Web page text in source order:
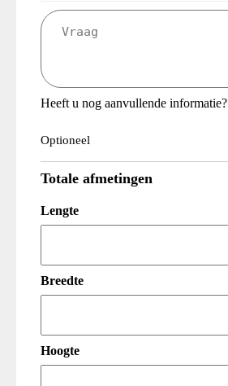
Vraag
(Vereist)
Heeft u nog aanvullende informatie?
Optioneel
Totale afmetingen
Lengte
Breedte
Hoogte